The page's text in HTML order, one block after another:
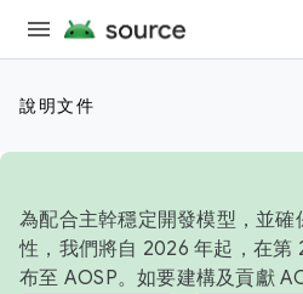
說明文件
為配合主幹穩定開發模型，並確
性，我們將自 2026 年起，在第
布至 AOSP。如要建構及貢獻